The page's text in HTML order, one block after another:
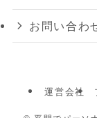
お問い合わ
運営会社